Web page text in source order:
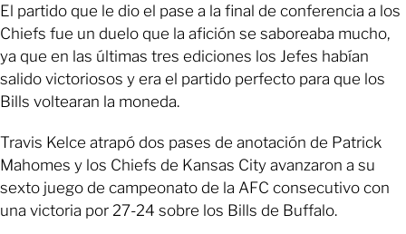
El partido que le dio el pase a la final de conferencia a los
Chiefs fue un duelo que la afición se saboreaba mucho,
ya que en las últimas tres ediciones los Jefes habían
salido victoriosos y era el partido perfecto para que los
Bills voltearan la moneda.
Travis Kelce atrapó dos pases de anotación de Patrick
Mahomes y los Chiefs de Kansas City avanzaron a su
sexto juego de campeonato de la AFC consecutivo con
una victoria por 27-24 sobre los Bills de Buffalo.